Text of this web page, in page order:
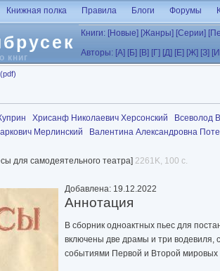
книг
Книжная полка Правила Блоги Форумы
Книги: [Новые] [Жанры] [Серии]
Авторы: [А] [Б] [В] [Г] [Д] [Е] [Ж] [З]
Хрисанф Николаевич Херсонский
Всеволод
Мерлинский Валентина Александровна
для самодеятельного театра] 2261K, 100 с.
Добавлена: 19.12.2022
Аннотация
В сборник одноактных пьес для
включены две драмы и три водевиля,
событиями Первой и Второй мировых